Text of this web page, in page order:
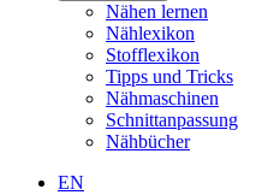
Nähen lernen
Nählexikon
Stofflexikon
Tipps und Tricks
Nähmaschinen
Schnittanpassung
Nähbücher
EN